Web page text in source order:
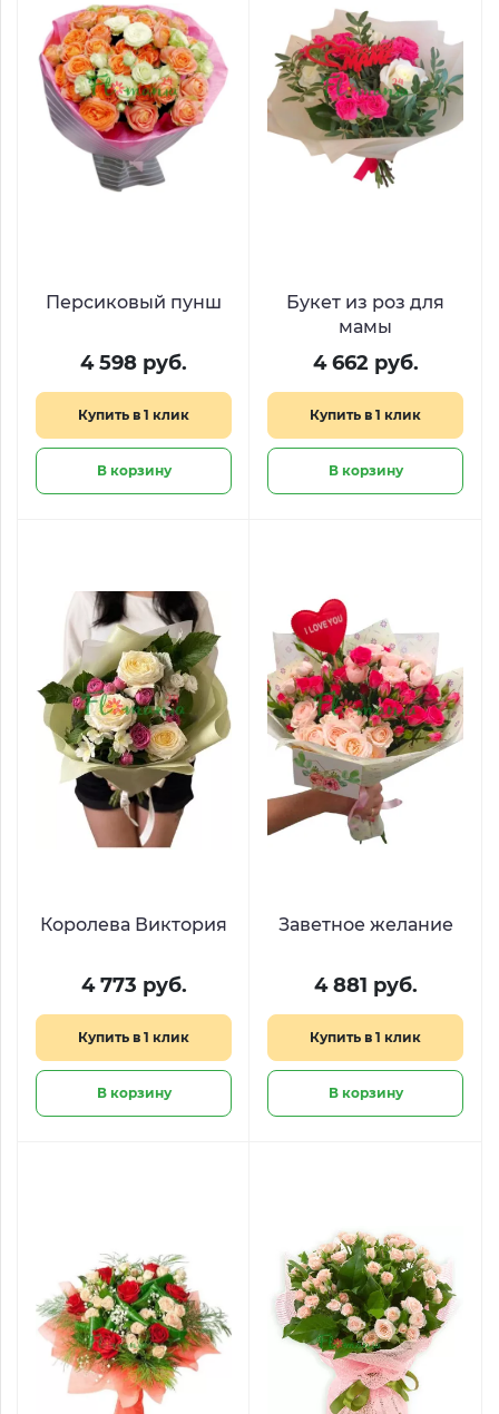
Персиковый пунш
4 598 руб.
Купить в 1 клик
В корзину
Букет из роз для
мамы
4 662 руб.
Купить в 1 клик
В корзину
Королева Виктория
4 773 руб.
Купить в 1 клик
В корзину
Заветное желание
4 881 руб.
Купить в 1 клик
В корзину